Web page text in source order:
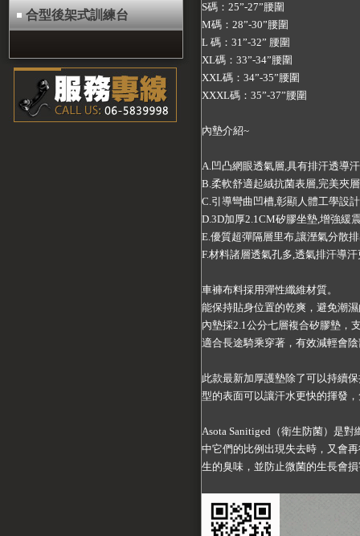
合型後架式訓練台
S碼：25”-27”腰圍
M碼：28”-30”腰圍
L 碼：31”-32” 腰圍
XL碼：33”-34”腰圍
XXL碼：34”-35”腰圍
XXXL碼：35”-37”腰圍
內墊介紹~
A.凹凸網眼透氣層,具有排汗透導
B.柔軟舒適起絨抗菌表層,完美夾
C.引導彎曲凹槽,彰顯人體工學設
D.3D加厚2.1CM矽膠坐墊,增強緩
E.優質超彈隔層里布,讓溼氣分散
F.材料諸層透氣孔多,透氣排汗導
車褲布料採用彈性纖維材質。
能保持貼身位置的乾爽，避免潮
內墊採2.1公分七層複合矽膠墊，
適合長途騎乘穿著，有效減輕會
此款最新加厚護墊除了可以持續
型的表面可以讓汗水更快的揮發
Asota Sanitiged（衛生防菌）是
中它們的比例出現失去時，又會
生的臭味，並防止微菌的生長會